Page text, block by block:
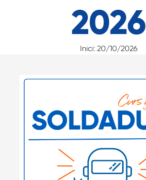
2026
Inici: 20/10/2026